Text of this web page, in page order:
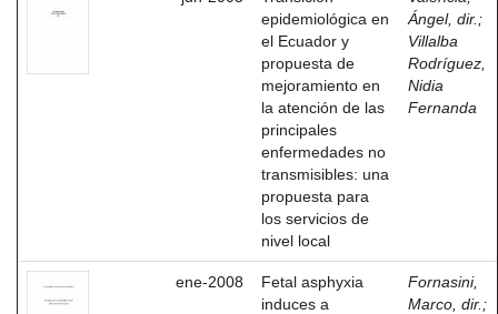
epidemiológica en
el Ecuador y
propuesta de
mejoramiento en
la atención de las
principales
enfermedades no
transmisibles: una
propuesta para
los servicios de
nivel local
Ángel, dir. ;
Villalba
Rodríguez,
Nidia
Fernanda
ene-2008
Fetal asphyxia
induces a
Fornasini,
Marco, dir. ;